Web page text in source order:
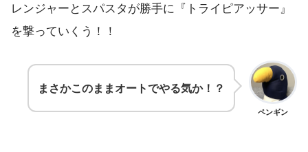
レンジャーとスパスタが勝手に『トライピアッサー』
を撃っていくう！！
ペンギン
まさかこのままオートでやる気か！？